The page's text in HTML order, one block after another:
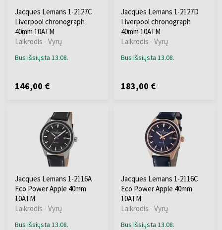
Jacques Lemans 1-2127C
Liverpool chronograph
40mm 10ATM
Laikrodis - Vyrų
Bus išsiųsta 13.08.
146,00 €
Jacques Lemans 1-2127D
Liverpool chronograph
40mm 10ATM
Laikrodis - Vyrų
Bus išsiųsta 13.08.
183,00 €
Jacques Lemans 1-2116A
Eco Power Apple 40mm
10ATM
Laikrodis - Vyrų
Bus išsiųsta 13.08.
Jacques Lemans 1-2116C
Eco Power Apple 40mm
10ATM
Laikrodis - Vyrų
Bus išsiųsta 13.08.